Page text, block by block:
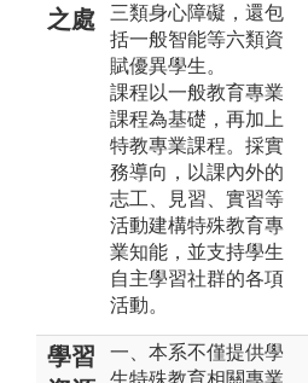
之處
三類身心障礙，還包
括一般智能等六類資
賦優異學生。
課程以一般教育專業
課程為基礎，再加上
特教專業課程。採實
務導向，以課內外的
志工、見習、實習等
活動建構特殊教育專
業知能，並支持學生
自主學習社群的各項
活動。
學習
一、本系不僅提供學
生特殊教育相關專業